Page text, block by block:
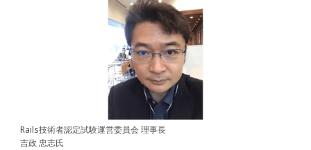
Rails技術者認定試験運営委員会 理事長
吉政 忠志氏